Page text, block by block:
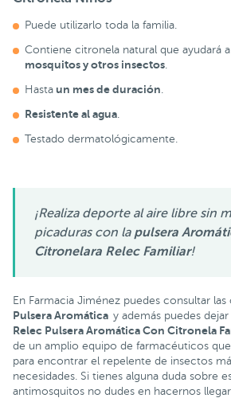
Puede utilizarlo toda la familia.
Contiene citronela natural que ayudará a
mosquitos y otros insectos
Hasta un mes de duración
Resistente al agua
Testado dermatológicamente.
¡Realiza deporte al aire libre sin
picaduras con la pulsera
Citronelara Relec Familiar!
En Farmacia Jiménez puedes consultar las
Pulsera Aromática y además puedes
Relec Pulsera Aromática Con Citronela
de un amplio equipo de farmacéuticos
para encontrar el repelente de insectos
necesidades. Si tienes alguna duda sobre
antimosquitos no dudes en hacernos